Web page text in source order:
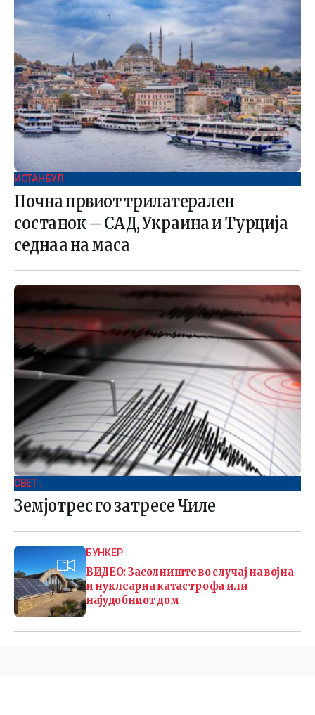
ИСТАНБУЛ
Почна првиот трилатерален
состанок – САД, Украина и Турција
седнаа на маса
СВЕТ .
Земјотрес го затресе Чиле
БУНКЕР
ВИДЕО: Засолниште во случај на војна
и нуклеарна катастрофа или
најудобниот дом